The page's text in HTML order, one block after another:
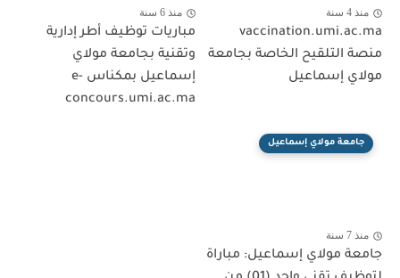
منذ 4 سنة
vaccination.umi.ac.ma
منصة التلقيح الخاصة بجامعة
مولاي إسماعيل
منذ 6 سنة
مباريات توظيف أطر إدارية
وتقنية بجامعة مولاي
إسماعيل بمكناس e-
concours.umi.ac.ma
جامعة مولاي إسماعيل
منذ 7 سنة
جامعة مولاي إسماعيل: مباراة